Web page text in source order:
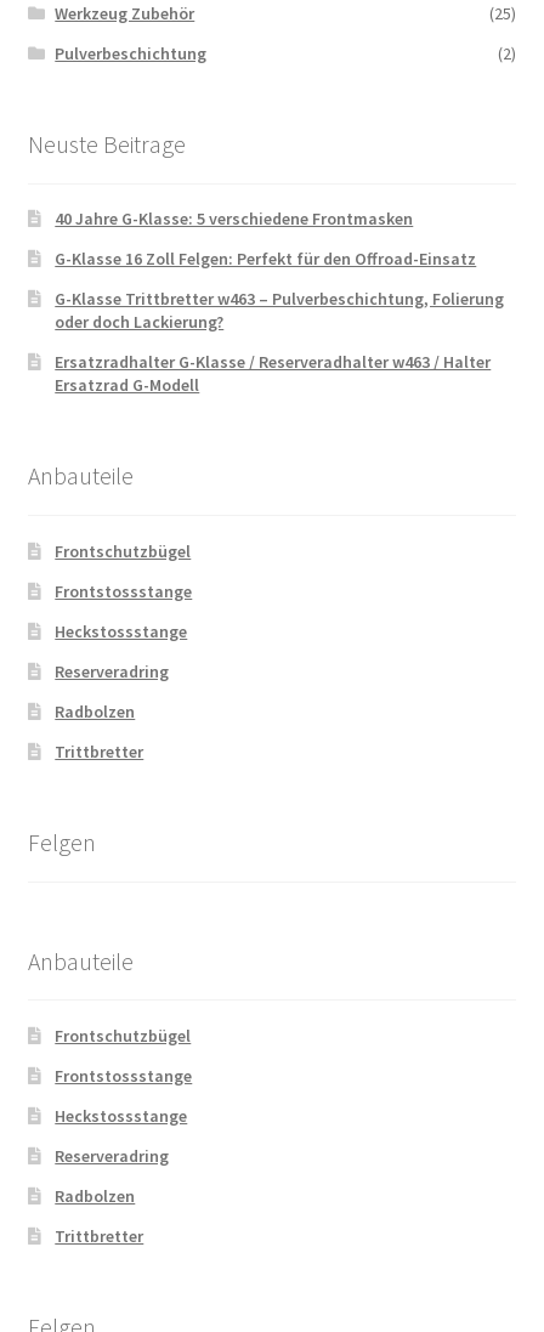
Werkzeug Zubehör
(25)
Pulverbeschichtung
(2)
Neuste Beitrage
40 Jahre G-Klasse: 5 verschiedene Frontmasken
G-Klasse 16 Zoll Felgen: Perfekt für den Offroad-Einsatz
G-Klasse Trittbretter w463 – Pulverbeschichtung, Folierung
oder doch Lackierung?
Ersatzradhalter G-Klasse / Reserveradhalter w463 / Halter
Ersatzrad G-Modell
Anbauteile
Frontschutzbügel
Frontstossstange
Heckstossstange
Reserveradring
Radbolzen
Trittbretter
Felgen
Anbauteile
Frontschutzbügel
Frontstossstange
Heckstossstange
Reserveradring
Radbolzen
Trittbretter